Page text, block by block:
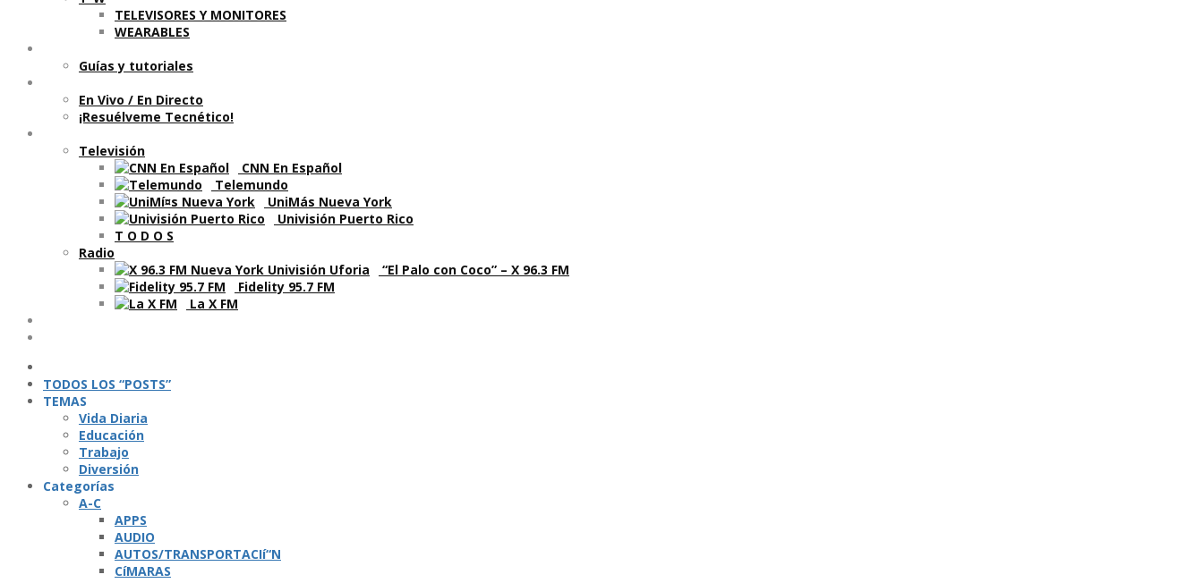
TELEVISORES Y MONITORES
WEARABLES
Guí­as y tutoriales
En Vivo / En Directo
¡Resuélveme Tecnético!
Televisión
CNN En Español
Telemundo
UniMás Nueva York
Univisión Puerto Rico
T O D O S
Radio
“El Palo con Coco” – X 96.3 FM
Fidelity 95.7 FM
La X FM
TODOS LOS “POSTS”
TEMAS
Vida Diaria
Educación
Trabajo
Diversión
Categorí­as
A-C
APPS
AUDIO
AUTOS/TRANSPORTACIí“N
CíMARAS